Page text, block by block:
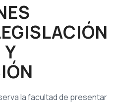
la facultad de presentar